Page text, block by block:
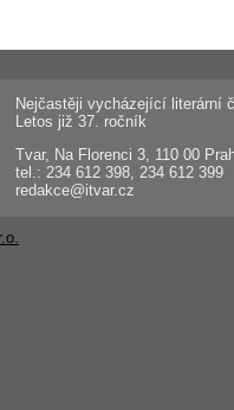
Nejčastěji vycházející literární
Letos již 37. ročník
Tvar, Na Florenci 3, 110 00
tel.: 234 612 398, 234 612 399
redakce@itvar.cz